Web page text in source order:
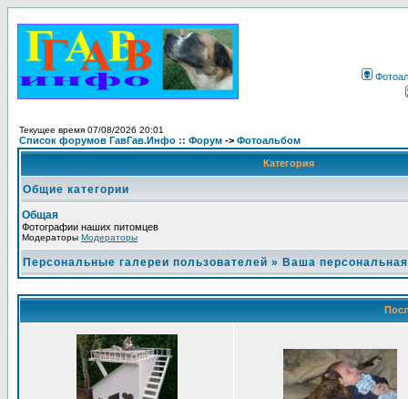
Текущее время 07/08/2026 20:01
Список форумов ГавГав.Инфо :: Форум -> Фотоальбом
Категория
Общие категории
Общая
Фотографии наших питомцев
Модераторы Модераторы
Персональные галереи пользователей » Ваша